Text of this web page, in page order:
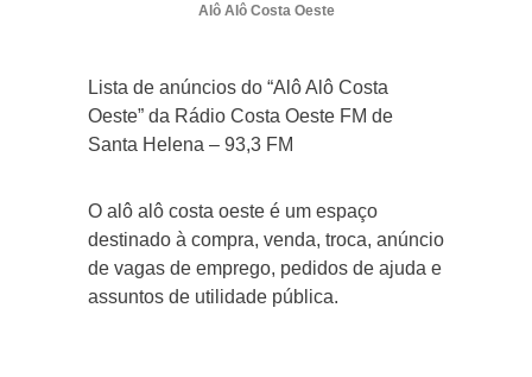
Alô Alô Costa Oeste
Lista de anúncios do “Alô Alô Costa
Oeste” da Rádio Costa Oeste FM de
Santa Helena – 93,3 FM
O alô alô costa oeste é um espaço
destinado à compra, venda, troca, anúncio
de vagas de emprego, pedidos de ajuda e
assuntos de utilidade pública.